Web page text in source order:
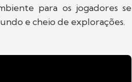
para os jogadores se
e cheio de explorações.